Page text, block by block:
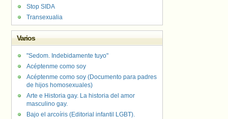
Stop SIDA
Transexualia
Varios
"Sedom. Indebidamente tuyo"
Acéptenme como soy
Acéptenme como soy (Documento para padres
de hijos homosexuales)
Arte e Historia gay. La historia del amor
masculino gay.
Bajo el arcoíris (Editorial infantil LGBT).